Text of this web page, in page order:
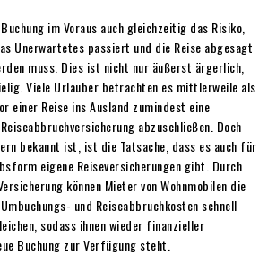
im Voraus auch gleichzeitig das Risiko,
Unerwartetes passiert und die Reise abgesagt
muss. Dies ist nicht nur äußerst ärgerlich,
Viele Urlauber betrachten es mittlerweile als
einer Reise ins Ausland zumindest eine
abzuschließen. Doch
bekannt ist, ist die Tatsache, dass es auch für
eigene Reiseversicherungen gibt. Durch
können Mieter von Wohnmobilen die
und Reiseabbruchkosten schnell
sodass ihnen wieder finanzieller
Buchung zur Verfügung steht.